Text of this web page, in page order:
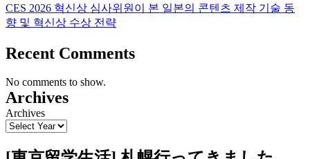
CES 2026 혁신상 심사위원이 본 일본의 콘텐츠 제작 기술 동
향 및 혁신상 수상 전략
Recent Comments
No comments to show.
Archives
Archives